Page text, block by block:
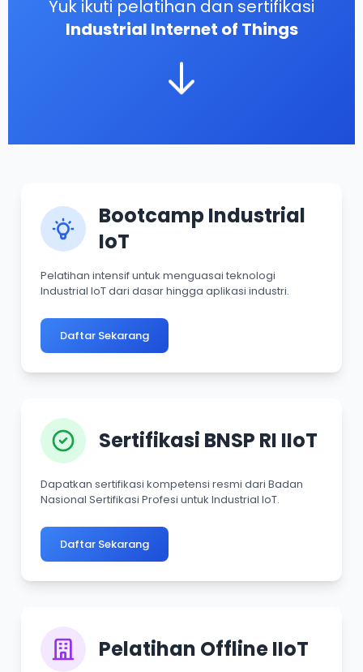
Yuk ikuti pelatihan dan sertifikasi
Industrial Internet of Things
Bootcamp Industrial
IoT
Pelatihan intensif untuk menguasai teknologi
Industrial IoT dari dasar hingga aplikasi industri.
Daftar Sekarang
Sertifikasi BNSP RI IIoT
Dapatkan sertifikasi kompetensi resmi dari Badan
Nasional Sertifikasi Profesi untuk Industrial IoT.
Daftar Sekarang
Pelatihan Offline IIoT